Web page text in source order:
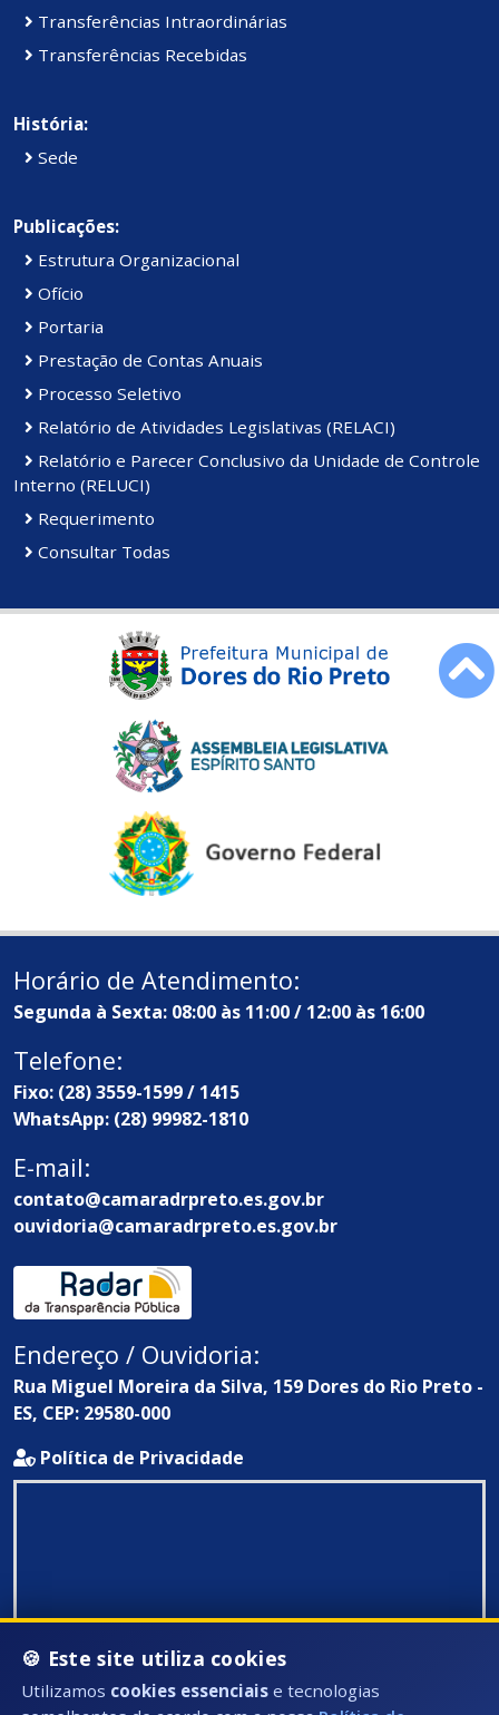
Transferências Intraordinárias
Transferências Recebidas
História:
Sede
Publicações:
Estrutura Organizacional
Ofício
Portaria
Prestação de Contas Anuais
Processo Seletivo
Relatório de Atividades Legislativas (RELACI)
Relatório e Parecer Conclusivo da Unidade de Controle
Interno (RELUCI)
Requerimento
Consultar Todas
Horário de Atendimento:
Segunda à Sexta: 08:00 às 11:00 / 12:00 às 16:00
Telefone:
Fixo: (28) 3559-1599 / 1415
WhatsApp: (28) 99982-1810
E-mail:
contato@camaradrpreto.es.gov.br
ouvidoria@camaradrpreto.es.gov.br
Endereço / Ouvidoria:
Rua Miguel Moreira da Silva, 159 Dores do Rio Preto -
ES, CEP: 29580-000
Política de Privacidade
🍪 Este site utiliza cookies
Utilizamos cookies essenciais e tecnologias